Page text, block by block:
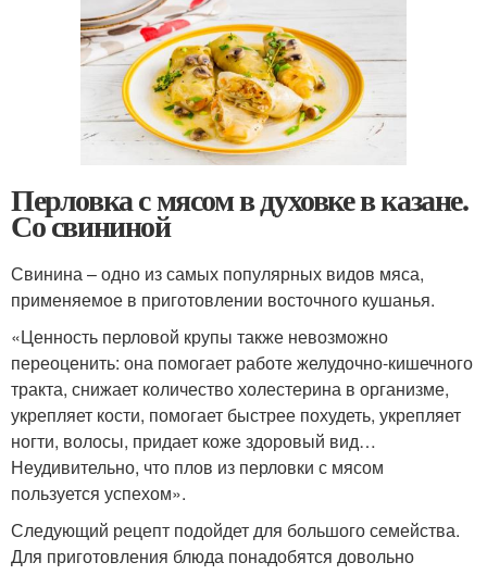
Перловка с мясом в духовке в казане.
Со свининой
Свинина – одно из самых популярных видов мяса,
применяемое в приготовлении восточного кушанья.
«Ценность перловой крупы также невозможно
переоценить: она помогает работе желудочно-кишечного
тракта, снижает количество холестерина в организме,
укрепляет кости, помогает быстрее похудеть, укрепляет
ногти, волосы, придает коже здоровый вид…
Неудивительно, что плов из перловки с мясом
пользуется успехом».
Следующий рецепт подойдет для большого семейства.
Для приготовления блюда понадобятся довольно